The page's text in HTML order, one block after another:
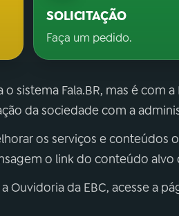
SOLICITAÇÃO
Faça um pedido.
sistema Fala.BR, mas é com
da sociedade com a
os serviços e conteúdos
o link do conteúdo alvo
Ouvidoria da EBC, acesse a